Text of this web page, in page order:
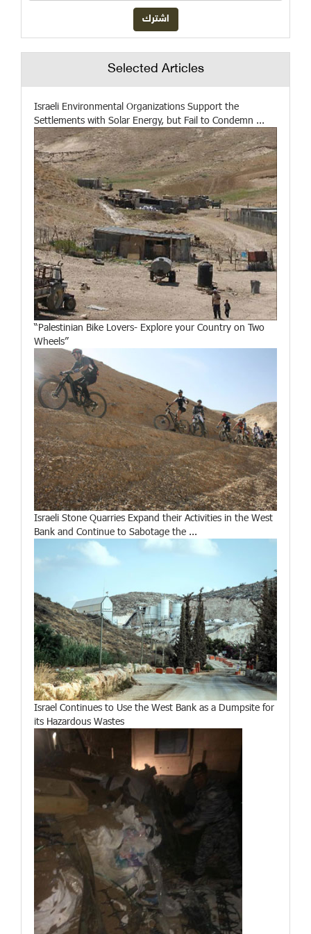
Selected Articles
Israeli Environmental Organizations Support the
Settlements with Solar Energy, but Fail to Condemn ...
“Palestinian Bike Lovers- Explore your Country on Two
Wheels”
Israeli Stone Quarries Expand their Activities in the West
Bank and Continue to Sabotage the ...
Israel Continues to Use the West Bank as a Dumpsite for
its Hazardous Wastes